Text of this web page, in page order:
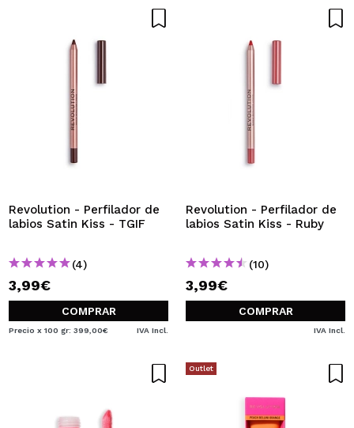
Revolution - Perfilador de
labios Satin Kiss - TGIF
(4)
3,99€
COMPRAR
Precio x 100 gr: 399,00€ IVA Incl.
Revolution - Perfilador de
labios Satin Kiss - Ruby
(10)
3,99€
COMPRAR
IVA Incl.
Outlet